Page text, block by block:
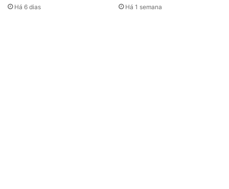
Há 6 dias Há 1 semana